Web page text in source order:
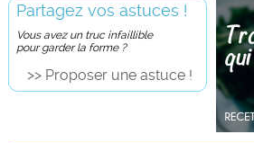
Partagez vos astuces !
Vous avez un truc infaillible
pour garder la forme ?
>> Proposer une astuce !